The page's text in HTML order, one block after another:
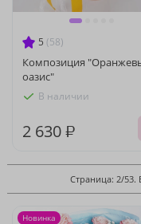
5 (58)
Композиция
оазис"
В наличии
2 630 ₽
Страница: 2/53.
Новинка